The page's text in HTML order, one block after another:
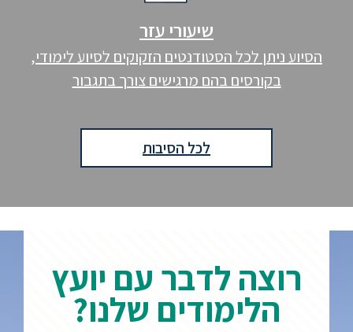
שיעורי עזר
הסיוע ניתן לכל הסטודנטים הזקוקים לסיוע לימודי,
בקורסים בהם מרגישים צורך בתגבור
לכל הסיבות
רוצה לדבר עם יועץ
הלימודים שלנו?